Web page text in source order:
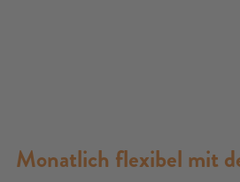
Monatlich flexibel mit